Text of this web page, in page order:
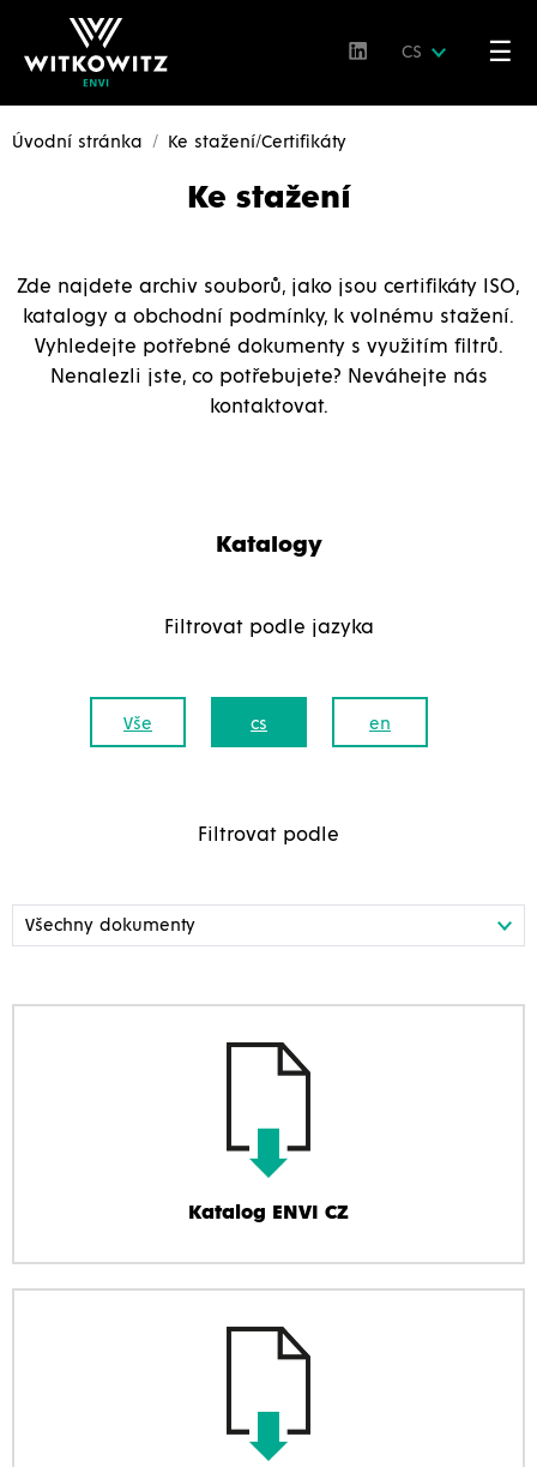
CS ☰
Úvodní stránka Ke stažení/Certifikáty
Ke stažení
Zde najdete archiv souborů, jako jsou certifikáty ISO,
katalogy a obchodní podmínky, k volnému stažení.
Vyhledejte potřebné dokumenty s využitím filtrů.
Nenalezli jste, co potřebujete? Neváhejte nás
kontaktovat.
Katalogy
Filtrovat podle jazyka
Vše cs en
Filtrovat podle
Katalog ENVI CZ